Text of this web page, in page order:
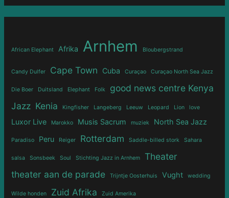
African Elephant Afrika Arnhem Bloubergstrand
Candy Dulfer Cape Town Cuba Curaçao Curaçao North Sea Jazz
Die Boer Duitsland Elephant Folk
good news centre Kenya
Jazz Kenia Kingfisher Langeberg Leeuw Leopard Lion love
Luxor Live Marokko Musis Sacrum muziek North Sea Jazz
Paradiso Peru Reiger Rotterdam Saddle-billed stork Sahara
salsa Sonsbeek Soul Stichting Jazz in Arnhem
Theater
theater aan de parade
Trijntje Oosterhuis Vught wedding
Wilde honden Zuid Afrika Zuid Amerika